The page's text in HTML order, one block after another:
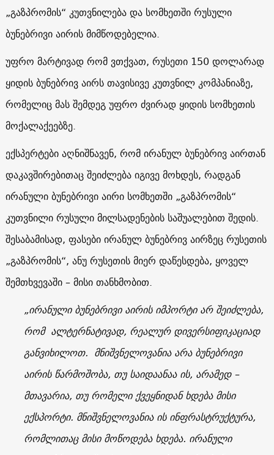
„გაზპრომის“ კუთვნილება და სომხეთში რუსული
ბუნებრივი აირის მიმწოდებელია.
უფრო მარტივად რომ ვთქვათ, რუსეთი 150 დოლარად
ყიდის ბუნებრივ აირს თავისივე კუთვნილ კომპანიაზე,
რომელიც მას შემდეგ უფრო ძვირად ყიდის სომხეთის
მოქალაქეებზე.
ექსპერტები აღნიშნავენ, რომ ირანულ ბუნებრივ აირთან
დაკავშირებითაც შეიძლება იგივე მოხდეს, რადგან
ირანული ბუნებრივი აირი სომხეთში „გაზპრომის“
კუთვნილი რუსული მილსადენების საშუალებით შედის.
შესაბამისად, ფასები ირანულ ბუნებრივ აირზეც რუსეთის
„გაზპრომის“, ანუ რუსეთის მიერ დაწესდება, ყოველ
შემთხვევაში – მისი თანხმობით.
„ირანული ბუნებრივი აირის იმპორტი არ შეიძლება,
რომ ალტერნატივად, რეალურ დივერსიფიკაციად
განვიხილოთ. მნიშვნელოვანია არა ბუნებრივი
აირის წარმოშობა, თუ საიდაანაა ის, არამედ –
მთავარია, თუ რომელი ქვეყნიდან ხდება მისი
ექსპორტი. მნიშვნელოვანია ის ინფრასტრუქტურა,
რომლითაც მისი მოწოდება ხდება. ირანული